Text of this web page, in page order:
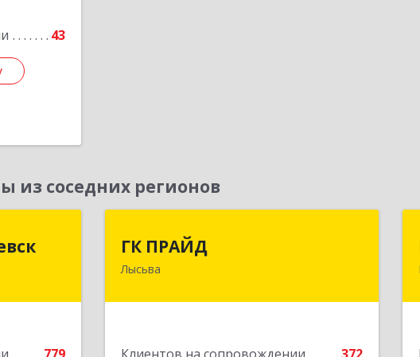
43
из соседних регионов
г,
ГК ПРАЙД
Лысьва618909, Пермский край, Лысьва г,